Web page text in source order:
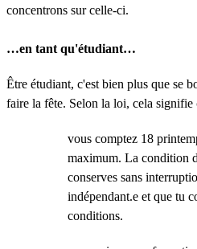
concentrons sur celle-ci.
…en tant qu'étudiant…
Être étudiant, c'est bien plus que se
faire la fête. Selon la loi, cela signifie
vous comptez 18
maximum. La condition
conserves sans
indépendant.e et que tu
conditions.